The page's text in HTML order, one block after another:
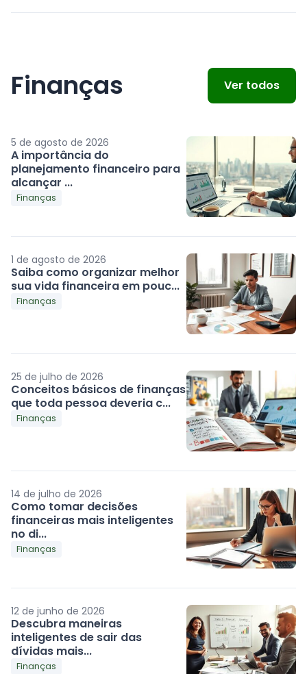
Finanças Ver todos
5 de agosto de 2026
A importância do
planejamento financeiro para
alcançar ...
Finanças
1 de agosto de 2026
Saiba como organizar melhor
sua vida financeira em pouc...
Finanças
25 de julho de 2026
Conceitos básicos de finanças
que toda pessoa deveria c...
Finanças
14 de julho de 2026
Como tomar decisões
financeiras mais inteligentes
no di...
Finanças
12 de junho de 2026
Descubra maneiras
inteligentes de sair das
dívidas mais...
Finanças